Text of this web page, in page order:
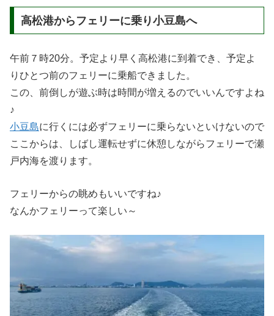
高松港からフェリーに乗り小豆島へ
午前７時20分。予定より早く高松港に到着でき、予定よ
りひとつ前のフェリーに乗船できました。
この、前倒しが遊ぶ時は時間が増えるのでいいんですよね
♪
小豆島に行くには必ずフェリーに乗らないといけないので
ここからは、しばし運転せずに休憩しながらフェリーで瀬
戸内海を渡ります。
フェリーからの眺めもいいですね♪
なんかフェリーって楽しい～